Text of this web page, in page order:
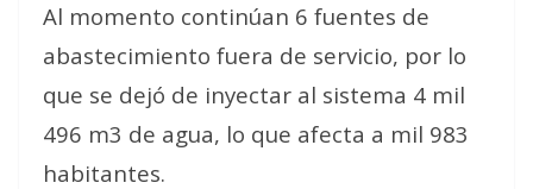
Al momento continúan 6 fuentes de
abastecimiento fuera de servicio, por lo
que se dejó de inyectar al sistema 4 mil
496 m3 de agua, lo que afecta a mil 983
habitantes.